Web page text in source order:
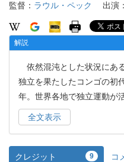
監督： ラウル・ペック 出演：
解説
依然混沌とした状況にあ
独立を果たしたコンゴの初
年。世界各地で独立運動が
全文表示
クレジット 9 コ